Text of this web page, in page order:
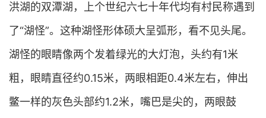
洪湖的双潭湖，上个世纪六七十年代均有村民称遇到
了“湖怪”。这种湖怪形体硕大呈弧形，看不见头尾。
湖怪的眼睛像两个发着绿光的大灯泡，头约有1米
粗，眼睛直径约0.15米，两眼相距0.4米左右，伸出
鳖一样的灰色头部约1.2米，嘴巴是尖的，两眼鼓